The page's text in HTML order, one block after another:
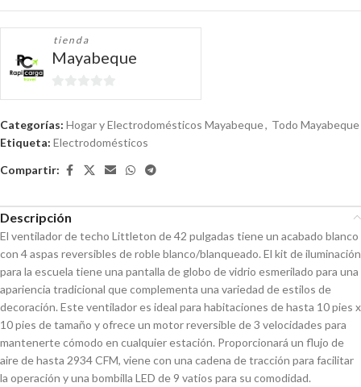
tienda
Mayabeque
0
Categorías: Hogar y Electrodomésticos Mayabeque, Todo Mayabeque
Etiqueta: Electrodomésticos
Compartir:
Descripción
El ventilador de techo Littleton de 42 pulgadas tiene un acabado blanco
con 4 aspas reversibles de roble blanco/blanqueado. El kit de iluminación
para la escuela tiene una pantalla de globo de vidrio esmerilado para una
apariencia tradicional que complementa una variedad de estilos de
decoración. Este ventilador es ideal para habitaciones de hasta 10 pies x
10 pies de tamaño y ofrece un motor reversible de 3 velocidades para
mantenerte cómodo en cualquier estación. Proporcionará un flujo de
aire de hasta 2934 CFM, viene con una cadena de tracción para facilitar
la operación y una bombilla LED de 9 vatios para su comodidad.